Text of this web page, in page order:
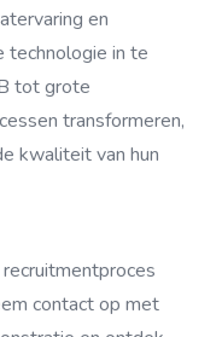
en
technologie in te
tot grote
transformeren,
kwaliteit van hun
contact op met